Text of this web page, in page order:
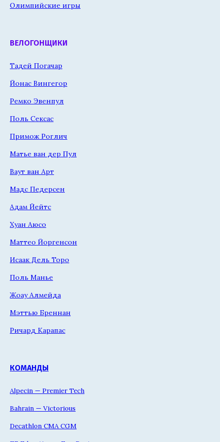
Олимпийские игры
ВЕЛОГОНЩИКИ
Тадей Погачар
Йонас Вингегор
Ремко Эвенпул
Поль Сексас
Примож Роглич
Матье ван дер Пул
Ваут ван Арт
Мадс Педерсен
Адам Йейтс
Хуан Аюсо
Маттео Йоргенсон
Исаак Дель Торо
Поль Манье
Жоау Алмейда
Мэттью Бреннан
Ричард Карапас
КОМАНДЫ
Alpecin — Premier Tech
Bahrain — Victorious
Decathlon CMA CGM